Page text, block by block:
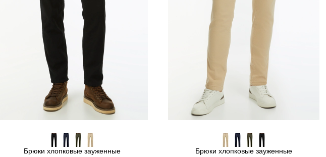
Брюки хлопковые зауженные
Брюки хлопковые зауженные